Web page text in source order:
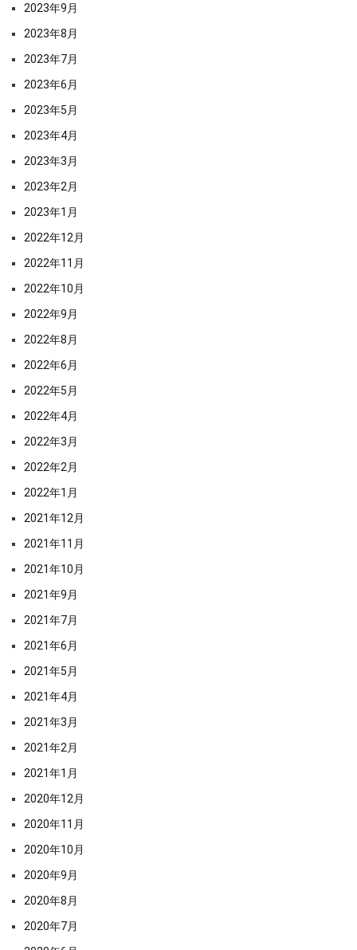
2023年9月
2023年8月
2023年7月
2023年6月
2023年5月
2023年4月
2023年3月
2023年2月
2023年1月
2022年12月
2022年11月
2022年10月
2022年9月
2022年8月
2022年6月
2022年5月
2022年4月
2022年3月
2022年2月
2022年1月
2021年12月
2021年11月
2021年10月
2021年9月
2021年7月
2021年6月
2021年5月
2021年4月
2021年3月
2021年2月
2021年1月
2020年12月
2020年11月
2020年10月
2020年9月
2020年8月
2020年7月